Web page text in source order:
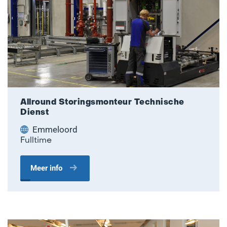
Allround Storingsmonteur Technische
Dienst
Emmeloord
Fulltime
Meer info